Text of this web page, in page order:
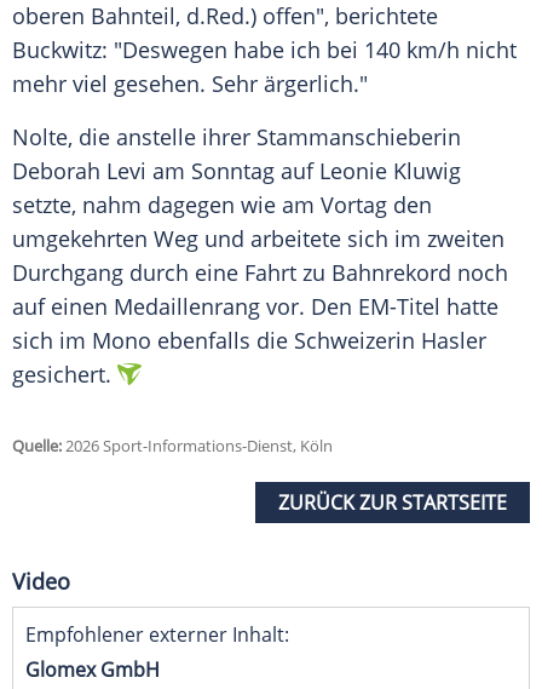
oberen Bahnteil, d.Red.) offen", berichtete
Buckwitz: "Deswegen habe ich bei 140 km/h nicht
mehr viel gesehen. Sehr ärgerlich."
Nolte, die anstelle ihrer Stammanschieberin
Deborah Levi am Sonntag auf Leonie Kluwig
setzte, nahm dagegen wie am Vortag den
umgekehrten Weg und arbeitete sich im zweiten
Durchgang durch eine Fahrt zu Bahnrekord noch
auf einen Medaillenrang vor. Den EM-Titel hatte
sich im Mono ebenfalls die Schweizerin Hasler
gesichert.
Quelle:2026 Sport-Informations-Dienst, Köln
ZURÜCK ZUR STARTSEITE
Video
Empfohlener externer Inhalt:
Glomex GmbH